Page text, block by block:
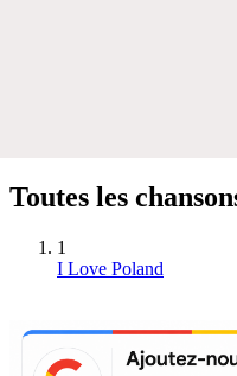
Toutes les
1
I Love Poland